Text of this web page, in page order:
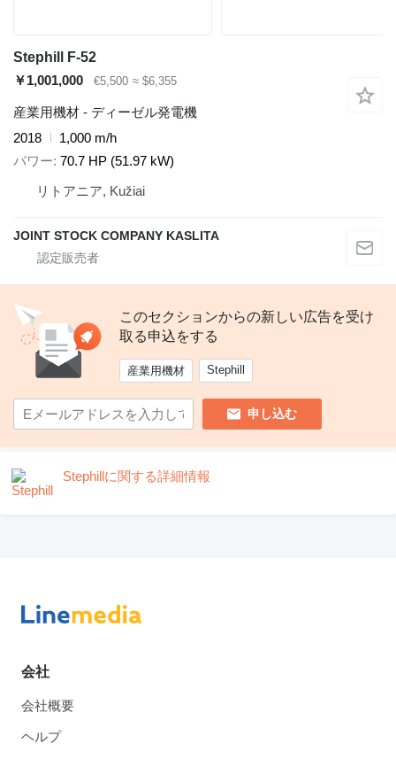
Stephill F-52
￥1,001,000
€5,500 ≈ $6,355
産業用機材 - ディーゼル発電機
2018
1,000 m/h
パワー 70.7 HP (51.97 kW)
リトアニア, Kužiai
JOINT STOCK COMPANY KASLITA
このセクションからの新しい広告を受け
取る申込をする
産業用機材 Stephill
申し込む
Stephillに関する詳細情報
会社
会社概要
ヘルプ